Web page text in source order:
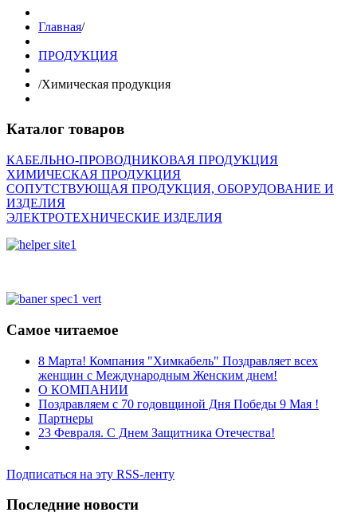
Главная/
ПРОДУКЦИЯ
/Химическая продукция
Каталог товаров
КАБЕЛЬНО-ПРОВОДНИКОВАЯ ПРОДУКЦИЯ
ХИМИЧЕСКАЯ ПРОДУКЦИЯ
СОПУТСТВУЮЩАЯ ПРОДУКЦИЯ, ОБОРУДОВАНИЕ И
ИЗДЕЛИЯ
ЭЛЕКТРОТЕХНИЧЕСКИЕ ИЗДЕЛИЯ
Самое читаемое
8 Марта! Компания "Химкабель" Поздравляет всех
женщин с Международным Женским днем!
О КОМПАНИИ
Поздравляем с 70 годовщиной Дня Победы 9 Мая !
Партнеры
23 Февраля. С Днем Защитника Отечества!
Подписаться на эту RSS-ленту
Последние новости